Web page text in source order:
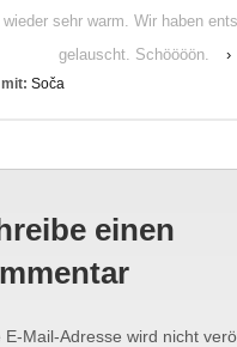
wieder sehr warm. Wir haben
gelauscht. Schöööön.
›
Soča
einen
E-Mail-Adresse wird nicht